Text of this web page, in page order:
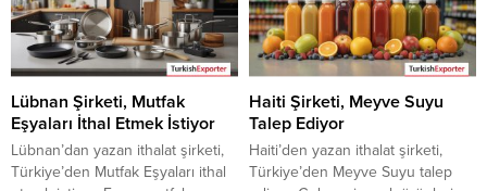
ağları ihracatçılara büyük avantaj
sağlıyor. Günün Alım
Taleplerinden Bazıları: Sırbistan
Şirketi, Türkiye’den Meyve
Çeşitleri İthal EdecekLübnanlı
Şirket, Gaz İstasyonu Hortumları...
pazarı fırsatı olan bu alım ilanının
iletişim bilgilerine TurkishExporter
VIP üyeleri ile TE üyelik kredisi
sahibi ihracat şirketleri
erişebilmektedir. ➤ Bu...
Lübnan Şirketi, Mutfak
Eşyaları İthal Etmek İstiyor
Lübnan’dan yazan ithalat şirketi,
Türkiye’den Mutfak Eşyaları ithal
Haiti Şirketi, Meyve Suyu
Talep Ediyor
Haiti’den yazan ithalat şirketi,
Türkiye’den Meyve Suyu talep